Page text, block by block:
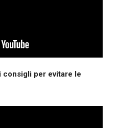
consigli per evitare le